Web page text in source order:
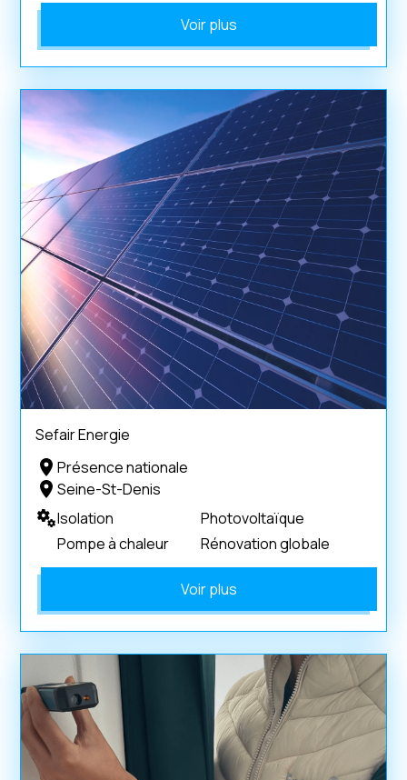
Voir plus
Sefair Energie
Présence nationale
Seine-St-Denis
Isolation
Photovoltaïque
Pompe à chaleur
Rénovation globale
Voir plus